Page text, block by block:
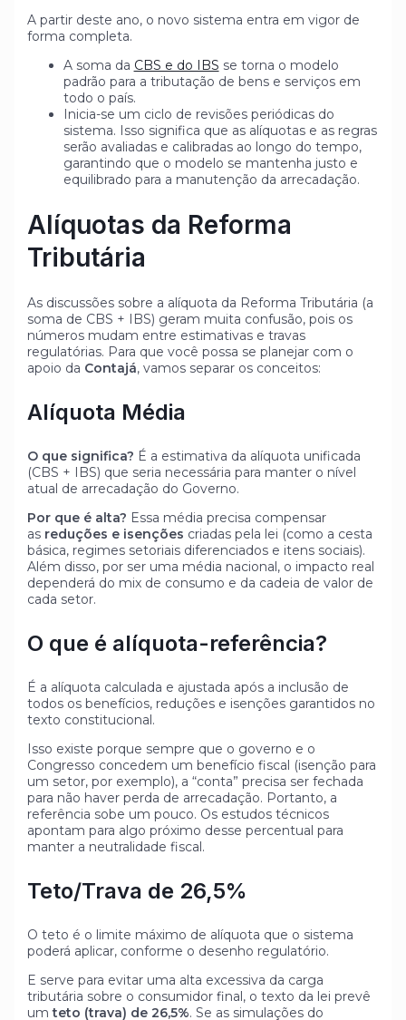
A partir deste ano, o novo sistema entra em vigor de
forma completa.
A soma da CBS e do IBS se torna o modelo
padrão para a tributação de bens e serviços em
todo o país.
Inicia-se um ciclo de revisões periódicas do
sistema. Isso significa que as alíquotas e as regras
serão avaliadas e calibradas ao longo do tempo,
garantindo que o modelo se mantenha justo e
equilibrado para a manutenção da arrecadação.
Alíquotas da Reforma
Tributária
As discussões sobre a alíquota da Reforma Tributária (a
soma de CBS + IBS) geram muita confusão, pois os
números mudam entre estimativas e travas
regulatórias. Para que você possa se planejar com o
apoio da Contajá, vamos separar os conceitos:
Alíquota Média
O que significa? É a estimativa da alíquota unificada
(CBS + IBS) que seria necessária para manter o nível
atual de arrecadação do Governo.
Por que é alta? Essa média precisa compensar
as reduções e isenções criadas pela lei (como a cesta
básica, regimes setoriais diferenciados e itens sociais).
Além disso, por ser uma média nacional, o impacto real
dependerá do mix de consumo e da cadeia de valor de
cada setor.
O que é alíquota-referência?
É a alíquota calculada e ajustada após a inclusão de
todos os benefícios, reduções e isenções garantidos no
texto constitucional.
Isso existe porque sempre que o governo e o
Congresso concedem um benefício fiscal (isenção para
um setor, por exemplo), a “conta” precisa ser fechada
para não haver perda de arrecadação. Portanto, a
referência sobe um pouco. Os estudos técnicos
apontam para algo próximo desse percentual para
manter a neutralidade fiscal.
Teto/Trava de 26,5%
O teto é o limite máximo de alíquota que o sistema
poderá aplicar, conforme o desenho regulatório.
E serve para evitar uma alta excessiva da carga
tributária sobre o consumidor final, o texto da lei prevê
umteto (trava) de 26,5%. Se as simulações do